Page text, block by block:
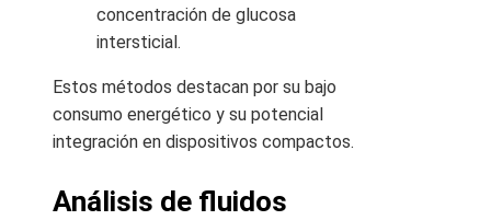
concentración de glucosa
intersticial.
Estos métodos destacan por su bajo
consumo energético y su potencial
integración en dispositivos compactos.
Análisis de fluidos